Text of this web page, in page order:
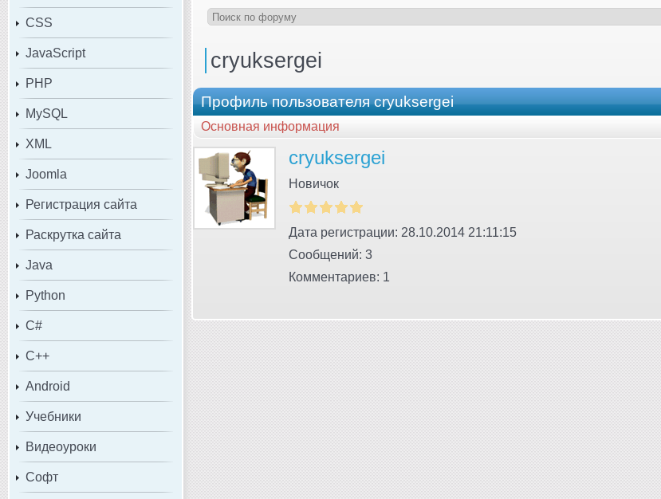
CSS
JavaScript
PHP
MySQL
XML
Joomla
Регистрация сайта
Раскрутка сайта
Java
Python
C#
C++
Android
Учебники
Видеоуроки
Софт
cryuksergei
Профиль пользователя cryuksergei
Основная информация
cryuksergei
Новичок
Дата регистрации: 28.10.2014 21:11:15
Сообщений: 3
Комментариев: 1